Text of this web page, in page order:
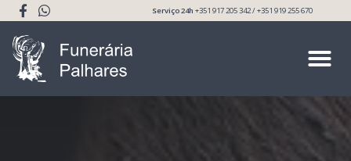
Serviço 24h+351 917 205 342 / +351 919 255 670